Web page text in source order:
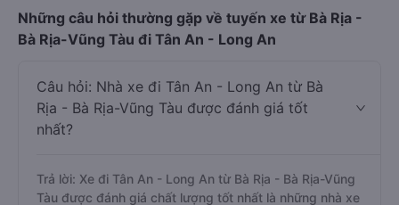
Những câu hỏi thường gặp về tuyến xe từ Bà Rịa -
Bà Rịa-Vũng Tàu đi Tân An - Long An
Câu hỏi: Nhà xe đi Tân An - Long An từ Bà
Rịa - Bà Rịa-Vũng Tàu được đánh giá tốt
nhất?
Trả lời: Xe đi Tân An - Long An từ Bà Rịa - Bà Rịa-Vũng
Tàu được đánh giá chất lượng tốt nhất là những nhà xe